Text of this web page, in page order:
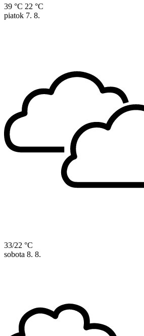
39 °C 22 °C
piatok 7. 8.
33/22 °C
sobota 8. 8.